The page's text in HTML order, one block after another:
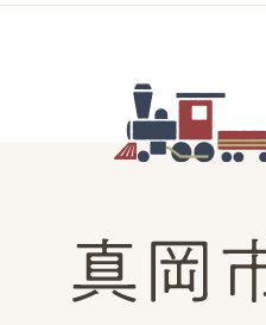
真
岡